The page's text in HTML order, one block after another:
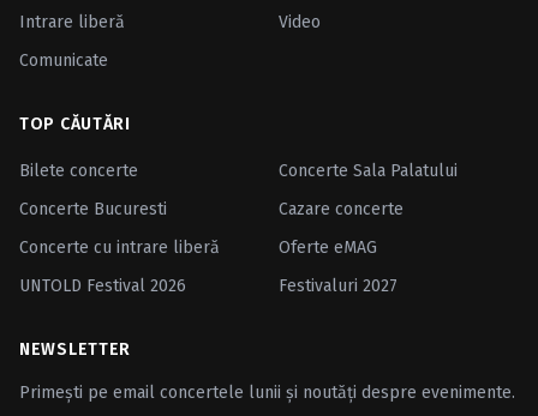
Intrare liberă
Video
Comunicate
TOP CĂUTĂRI
Bilete concerte
Concerte Sala Palatului
Concerte Bucuresti
Cazare concerte
Concerte cu intrare liberă
Oferte eMAG
UNTOLD Festival 2026
Festivaluri 2027
NEWSLETTER
Primești pe email concertele lunii și noutăți despre evenimente.